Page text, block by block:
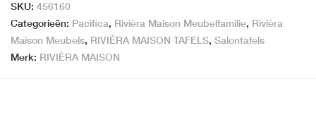
SKU: 456160
Categorieën: Pacifica, Rivièra Maison Meubelfamilie, Rivièra
Maison Meubels, RIVIÈRA MAISON TAFELS, Salontafels
Merk: RIVIÈRA MAISON